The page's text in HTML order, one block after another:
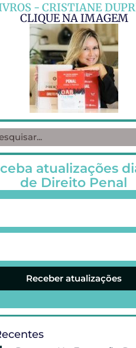
- CRISTIANE
CLIQUE NA IMAGEM
atualizações
de Direito Penal
Receber atualizações